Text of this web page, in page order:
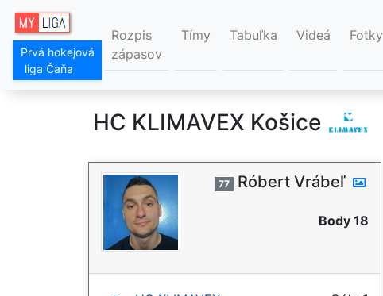
Prvá hokejová
liga Čaňa
Rozpis
zápasov
Tímy Tabuľka Videá Fotky
HC KLIMAVEX Košice
77 Róbert Vrábeľ
Body 18